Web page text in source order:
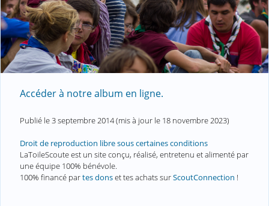
Accéder à notre album en ligne.
Publié le3 septembre 2014(mis à jour le 18 novembre 2023)
Droit de reproduction libre sous certaines conditions
LaToileScoute est un site conçu, réalisé, entretenu et alimenté par
une équipe 100% bénévole.
100% financé partes donset tes achats surScoutConnection !